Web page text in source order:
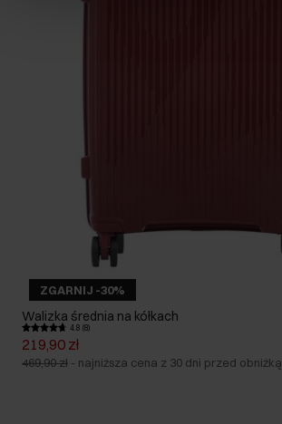
ZGARNIJ -30%
Walizka średnia na kółkach
4.8 (8)
219,90 zł
469,90 zł - najniższa cena z 30 dni przed obniżką